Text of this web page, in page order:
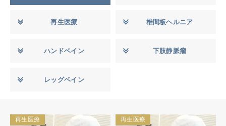
再生医療 椎間板ヘルニア
ハンドベイン 下肢静脈瘤
レッグベイン
再生医療 再生医療